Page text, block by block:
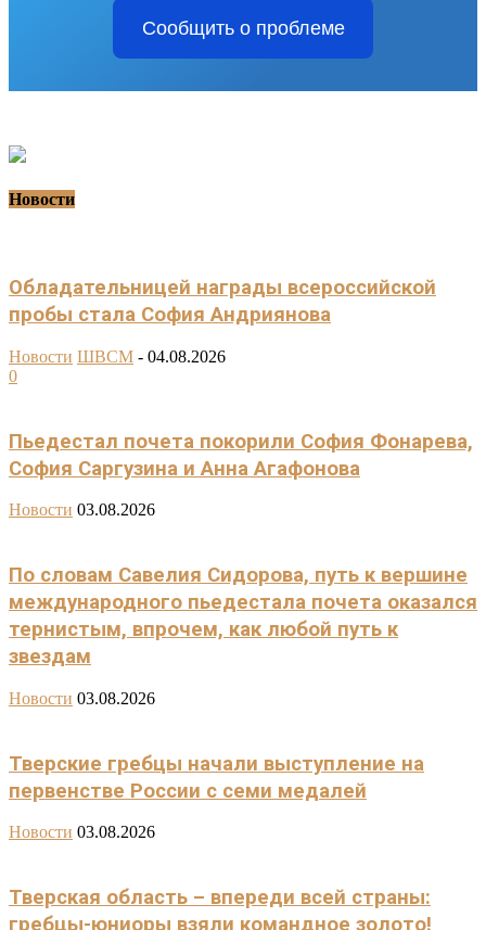
Сообщить о проблеме
Новости
Обладательницей награды всероссийской
пробы стала София Андриянова
Новости ШВСМ - 04.08.2026
0
Пьедестал почета покорили София Фонарева,
София Саргузина и Анна Агафонова
Новости 03.08.2026
По словам Савелия Сидорова, путь к вершине
международного пьедестала почета оказался
тернистым, впрочем, как любой путь к
звездам
Новости 03.08.2026
Тверские гребцы начали выступление на
первенстве России с семи медалей
Новости 03.08.2026
Тверская область – впереди всей страны:
гребцы-юниоры взяли командное золото!